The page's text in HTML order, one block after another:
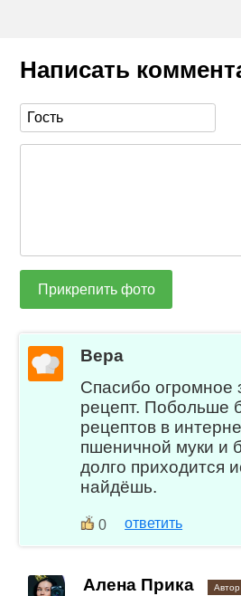
Написать
Прикрепить фото
Вера
Спасибо огромное
рецепт. Побольше
рецептов в
пшеничной муки и
долго приходится
найдёшь.
0 ответить
Алена Прика